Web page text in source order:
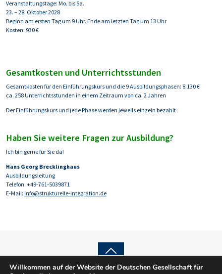
Veranstaltungstage: Mo. bis Sa.
23. – 28. Oktober 2028
Beginn am ersten Tag um 9 Uhr. Ende am letzten Tag um 13 Uhr
Kosten: 930 €
Gesamtkosten und Unterrichtsstunden
Gesamtkosten für den Einführungskurs und die 9 Ausbildungsphasen: 8.130 €
ca. 258 Unterrichtsstunden in einem Zeitraum von ca. 2 Jahren
Der Einführungskurs und jede Phase werden jeweils einzeln bezahlt
Haben Sie weitere Fragen zur Ausbildung?
Ich bin gerne für Sie da!
Hans Georg Brecklinghaus
Ausbildungsleitung
Telefon: +49-761-5039871
E-Mail: info@strukturelle-integration.de
© 2025 DGSI e.V.
Back
Willkommen auf der Website der Deutschen Gesellschaft für